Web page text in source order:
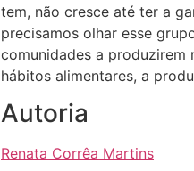
tem, não cresce até ter a
precisamos olhar esse
comunidades a produzirem
hábitos alimentares, a
Autoria
Renata Corrêa Martins